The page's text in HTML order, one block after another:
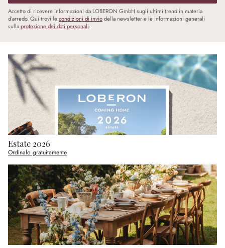
Accetto di ricevere informazioni da LOBERON GmbH sugli ultimi trend in materia
d’arredo. Qui trovi lecondizioni di inviodella newsletter e le informazioni generali
sullaprotezione dei dati personali.
Estate 2026
Ordinalo gratuitamente